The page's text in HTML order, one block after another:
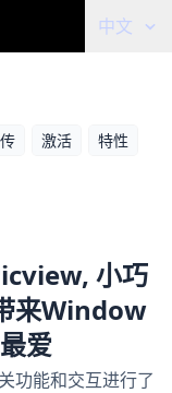
中文
激活
特性
小巧
来Window
爱
功能和交互进行了